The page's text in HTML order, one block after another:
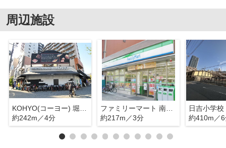
周辺施設
約242m／4分
ファミリーマート 南堀江四丁目店
約217m／3分
日吉小学校
約410m／